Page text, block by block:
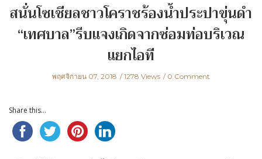
สนั่นโซเชียลชาวโคราชร้องน้ำประปาขุ่นดำ
“เทศบาล”รีบแจงเกิดจากซ่อมท่อบริเวณ
แยกไอที
พฤศจิกายน 07, 2018 1278 Views 0 Comment
Share this...